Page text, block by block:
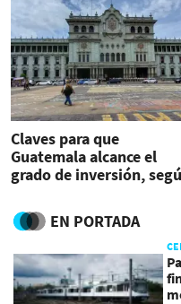
Claves para que
Guatemala alcance el
grado de inversión,
EN PORTADA